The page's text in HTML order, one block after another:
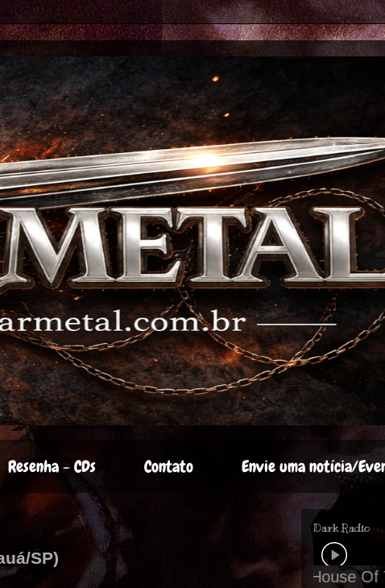
Resenha - CDs Contato Envie uma notícia/
SP)
Dark Radio